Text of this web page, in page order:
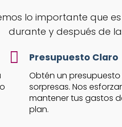
lo importante que
durante y después de
Presupuesto Claro
Obtén un presupuesto
sorpresas. Nos
mantener tus gastos
plan.